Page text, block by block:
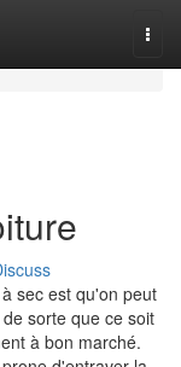
sec est qu'on peut
sorte que ce soit
à bon marché.